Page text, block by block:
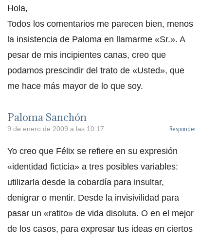
Hola,
Todos los comentarios me parecen bien, menos
la insistencia de Paloma en llamarme «Sr.». A
pesar de mis incipientes canas, creo que
podamos prescindir del trato de «Usted», que
me hace más mayor de lo que soy.
Paloma Sanchón
9 de enero de 2009 a las 10:17 Responder
Yo creo que Félix se refiere en su expresión
«identidad ficticia» a tres posibles variables:
utilizarla desde la cobardía para insultar,
denigrar o mentir. Desde la invisivilidad para
pasar un «ratito» de vida disoluta. O en el mejor
de los casos, para expresar tus ideas en ciertos